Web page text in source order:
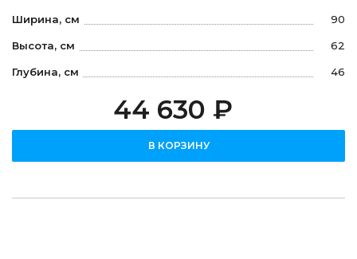
Ширина, см 90
Высота, см 62
Глубина, см 46
44 630 ₽
В КОРЗИНУ